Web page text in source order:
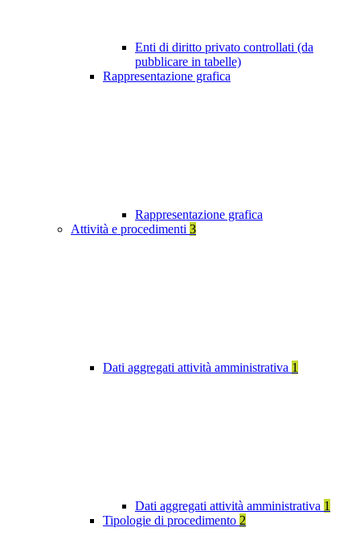
Enti di diritto privato controllati (da
pubblicare in tabelle)
Rappresentazione grafica
Rappresentazione grafica
Attività e procedimenti 3
Dati aggregati attività amministrativa 1
Dati aggregati attività amministrativa 1
Tipologie di procedimento 2